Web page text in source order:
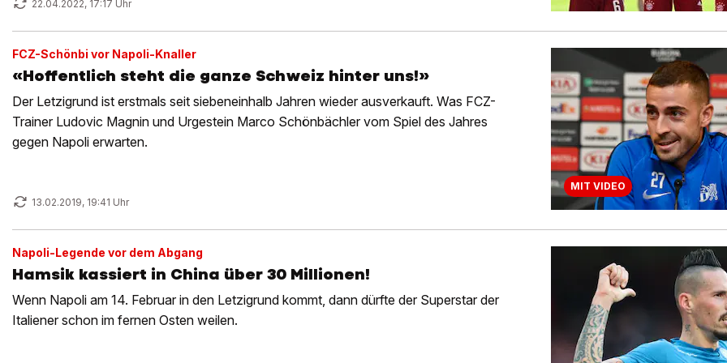
22.04.2022, 17:17 Uhr
FCZ-Schönbi vor Napoli-Knaller
«Hoffentlich steht die ganze Schweiz hinter uns!»
Der Letzigrund ist erstmals seit siebeneinhalb Jahren wieder ausverkauft. Was FCZ-
Trainer Ludovic Magnin und Urgestein Marco Schönbächler vom Spiel des Jahres
gegen Napoli erwarten.
13.02.2019, 19:41 Uhr
MIT VIDEO
Napoli-Legende vor dem Abgang
Hamsik kassiert in China über 30 Millionen!
Wenn Napoli am 14. Februar in den Letzigrund kommt, dann dürfte der Superstar der
Italiener schon im fernen Osten weilen.